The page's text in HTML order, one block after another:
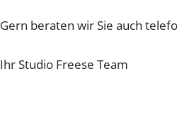
Gern beraten wir Sie auch
Ihr Studio Freese Team